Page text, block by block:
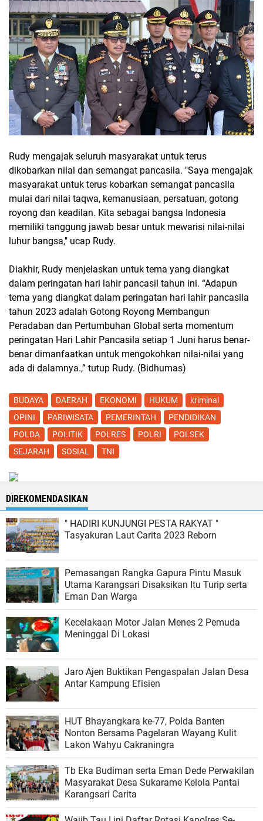
Rudy mengajak seluruh masyarakat untuk terus
dikobarkan nilai dan semangat pancasila. "Saya mengajak
masyarakat untuk terus kobarkan semangat pancasila
mulai dari nilai taqwa, kemanusiaan, persatuan, gotong
royong dan keadilan. Kita sebagai bangsa Indonesia
memiliki tanggung jawab besar untuk mewarisi nilai-nilai
luhur bangsa," ucap Rudy.
Diakhir, Rudy menjelaskan untuk tema yang diangkat
dalam peringatan hari lahir pancasil tahun ini. “Adapun
tema yang diangkat dalam peringatan hari lahir pancasila
tahun 2023 adalah Gotong Royong Membangun
Peradaban dan Pertumbuhan Global serta momentum
peringatan Hari Lahir Pancasila setiap 1 Juni harus benar-
benar dimanfaatkan untuk mengokohkan nilai-nilai yang
ada di dalamnya.,” tutup Rudy. (Bidhumas)
BUDAYA DAERAH EKONOMI HUKUM
kriminal
OPINI
PARIWISATA PEMERINTAH
PENDIDIKAN
POLDA
POLITIK POLRES POLRI
POLSEK
SEJARAH
SOSIAL TNI
DIREKOMENDASIKAN
" HADIRI KUNJUNGI PESTA RAKYAT "
Tasyakuran Laut Carita 2023 Reborn
Pemasangan Rangka Gapura Pintu Masuk
Utama Karangsari Disaksikan Itu Turip serta
Eman Dan Warga
Kecelakaan Motor Jalan Menes 2 Pemuda
Meninggal Di Lokasi
Jaro Ajen Buktikan Pengaspalan Jalan Desa
Antar Kampung Efisien
HUT Bhayangkara ke-77, Polda Banten
Nonton Bersama Pagelaran Wayang Kulit
Lakon Wahyu Cakraningra
Tb Eka Budiman serta Eman Dede Perwakilan
Masyarakat Desa Sukarame Kelola Pantai
Karangsari Carita